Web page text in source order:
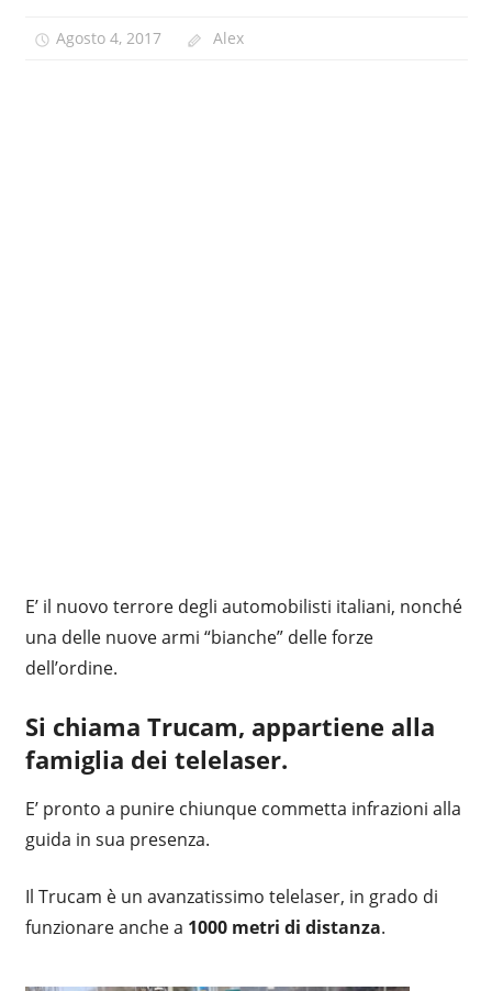
Agosto 4, 2017 Alex
E’ il nuovo terrore degli automobilisti italiani, nonché
una delle nuove armi “bianche” delle forze
dell’ordine.
Si chiama Trucam, appartiene alla
famiglia dei telelaser.
E’ pronto a punire chiunque commetta infrazioni alla
guida in sua presenza.
Il Trucam è un avanzatissimo telelaser, in grado di
funzionare anche a 1000 metri di distanza.